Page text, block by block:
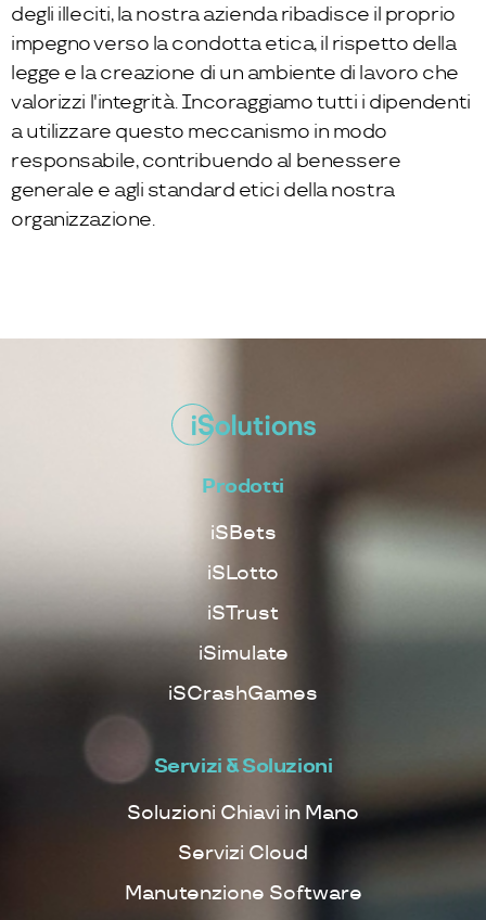
degli illeciti, la nostra azienda ribadisce il proprio
impegno verso la condotta etica, il rispetto della
legge e la creazione di un ambiente di lavoro che
valorizzi l'integrità. Incoraggiamo tutti i dipendenti
a utilizzare questo meccanismo in modo
responsabile, contribuendo al benessere
generale e agli standard etici della nostra
organizzazione.
Prodotti
iSBets
iSLotto
iSTrust
iSimulate
iSCrashGames
Servizi & Soluzioni
Soluzioni Chiavi in Mano
Servizi Cloud
Manutenzione Software